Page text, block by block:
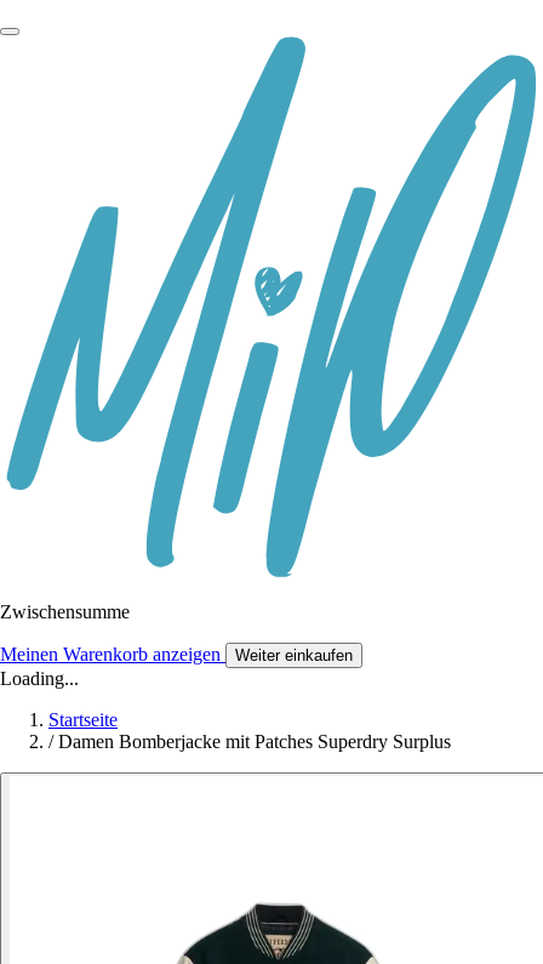
Zwischensumme
Meinen Warenkorb anzeigen Weiter einkaufen
Loading...
Startseite
/ Damen Bomberjacke mit Patches Superdry Surplus